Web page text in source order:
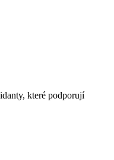
které podporují